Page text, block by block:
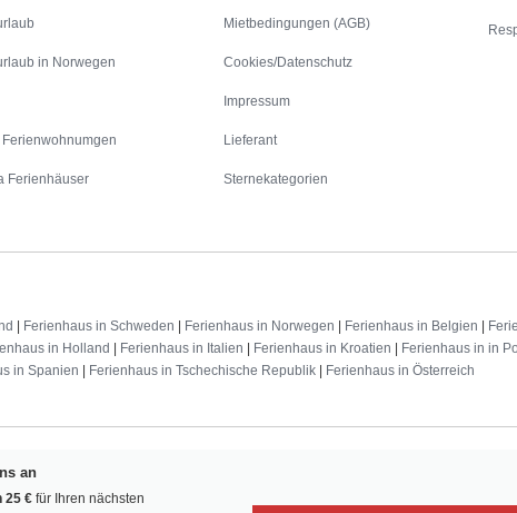
in Norwegen
Ferienhäuser
Mietbedingungen (AGB)
Cookies/Datenschutz
Impressum
Lieferant
Sternekategorien
Ferienhaus in Schweden Ferienhaus in Norwegen Ferienhaus in Belgien
in Holland Ferienhaus in Italien Ferienhaus in Kroatien Ferienhaus in in
in Spanien Ferienhaus in Tschechische Republik Ferienhaus in Österreich
an
25 € für Ihren nächsten